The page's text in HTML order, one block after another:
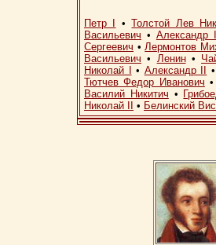
Петр I •Толстой Лев
Васильевич • Александр
Сергеевич •Лермонтов
Васильевич • Ленин•
Николай I
• Александр II •
Тютчев Федор Иванович •
Василий Никитич •
Николай II
• Белинский